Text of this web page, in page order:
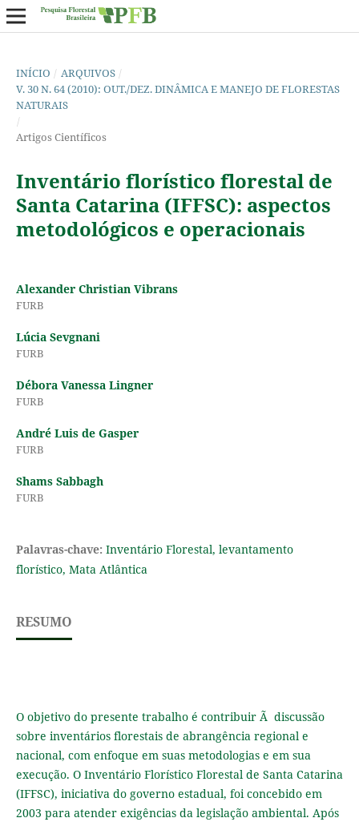
INÍCIO / ARQUIVOS /
V. 30 N. 64 (2010): OUT./DEZ. DINÂMICA E MANEJO DE FLORESTAS
NATURAIS
/
Artigos Científicos
Inventário florístico florestal de
Santa Catarina (IFFSC): aspectos
metodológicos e operacionais
Alexander Christian Vibrans
FURB
Lúcia Sevgnani
FURB
Débora Vanessa Lingner
FURB
André Luis de Gasper
FURB
Shams Sabbagh
FURB
Palavras-chave: Inventário Florestal, levantamento
florístico, Mata Atlântica
RESUMO
O objetivo do presente trabalho é contribuir Ã discussão
sobre inventários florestais de abrangência regional e
nacional, com enfoque em suas metodologias e em sua
execução. O Inventário Florístico Florestal de Santa Catarina
(IFFSC), iniciativa do governo estadual, foi concebido em
2003 para atender exigências da legislação ambiental. Após